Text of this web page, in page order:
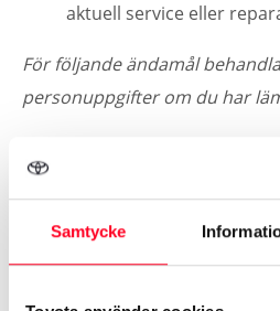
Samtycke
aktuell service eller
För följande ändamål
personuppgifter om du har
Om du har registrerat
har du lämnat ditt
de uppgifter som du har
information om